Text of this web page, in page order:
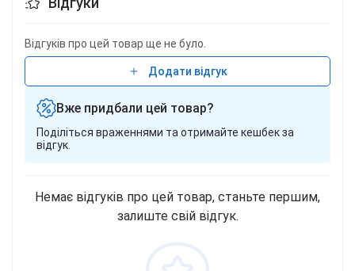
Відгуків про цей товар ще не було.
Додати відгук
Вже придбали цей товар?
Поділіться враженнями та отримайте кешбек за
відгук.
Немає відгуків про цей товар, станьте першим,
залиште свій відгук.